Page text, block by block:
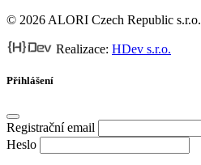
© 2026 ALORI Czech Republic s.r.o.
Realizace: HDev s.r.o.
Přihlášení
Registrační email
Heslo